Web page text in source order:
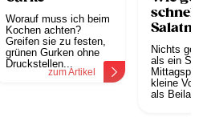
Worauf muss ich beim
Kochen achten?
Greifen sie zu festen,
grünen Gurken ohne
Druckstellen...
zum Artikel
am
Nichts
als ein
kleine
als